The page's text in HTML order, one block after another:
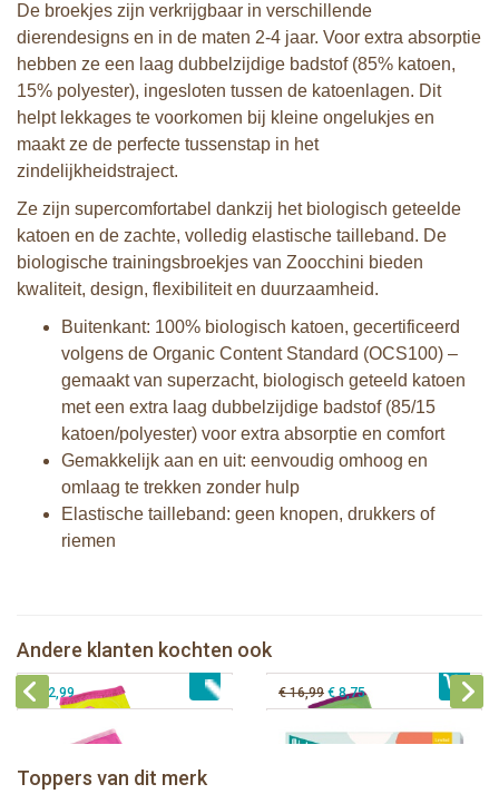
De broekjes zijn verkrijgbaar in verschillende
dierendesigns en in de maten 2-4 jaar. Voor extra absorptie
hebben ze een laag dubbelzijdige badstof (85% katoen,
15% polyester), ingesloten tussen de katoenlagen. Dit
helpt lekkages te voorkomen bij kleine ongelukjes en
maakt ze de perfecte tussenstap in het
zindelijkheidstraject.
Ze zijn supercomfortabel dankzij het biologisch geteelde
katoen en de zachte, volledig elastische tailleband. De
biologische trainingsbroekjes van Zoocchini bieden
kwaliteit, design, flexibiliteit en duurzaamheid.
Buitenkant: 100% biologisch katoen, gecertificeerd
volgens de Organic Content Standard (OCS100) –
gemaakt van superzacht, biologisch geteeld katoen
met een extra laag dubbelzijdige badstof (85/15
katoen/polyester) voor extra absorptie en comfort
Gemakkelijk aan en uit: eenvoudig omhoog en
omlaag te trekken zonder hulp
Elastische tailleband: geen knopen, drukkers of
riemen
Andere klanten kochten ook
€ 32,99
Zoocchini oefenbroekjes girl Fairy
Tales
€ 32,99 € 16,99 € 8,75
Toppers van dit merk
Zoocchini kids badcape - Devin the
Dinosaur
€ 39,99
Zoocchini kids badcape - Franny the
Flamingo
Zoocchini baby badcape - Puddles
the Duck